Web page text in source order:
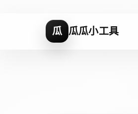
瓜 瓜瓜小工具